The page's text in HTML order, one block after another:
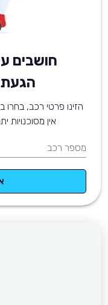
חושבים
הזינו פרטי רכב, בחרו
אין מסוכנויות
מספר רכב